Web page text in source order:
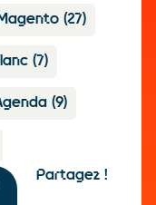
(27)
(7)
(9)
Partagez !